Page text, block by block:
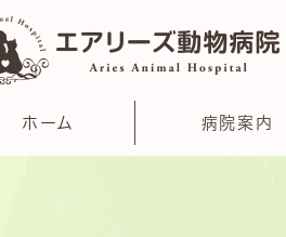
ホーム 病院案内